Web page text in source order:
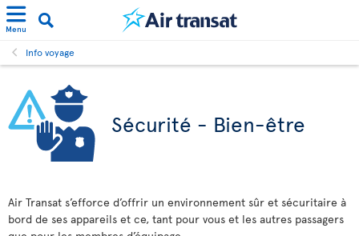
Menu
Info voyage
Sécurité - Bien-être
Air Transat s’efforce d’offrir un environnement sûr et sécuritaire à
bord de ses appareils et ce, tant pour vous et les autres passagers